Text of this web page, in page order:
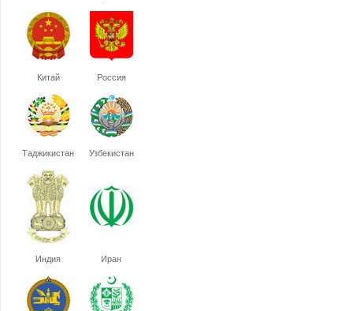
Китай Россия
Таджикистан Узбекистан
Индия Иран